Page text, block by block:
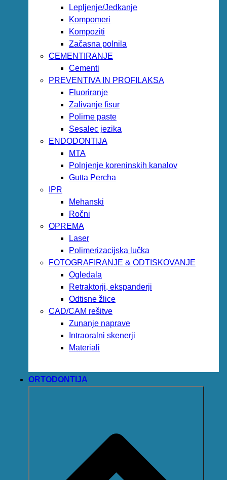
Lepljenje/Jedkanje
Kompomeri
Kompoziti
Začasna polnila
CEMENTIRANJE
Cementi
PREVENTIVA IN PROFILAKSA
Fluoriranje
Zalivanje fisur
Polirne paste
Sesalec jezika
ENDODONTIJA
MTA
Polnjenje koreninskih kanalov
Gutta Percha
IPR
Mehanski
Ročni
OPREMA
Laser
Polimerizacijska lučka
FOTOGRAFIRANJE & ODTISKOVANJE
Ogledala
Retraktorji, ekspanderji
Odtisne žlice
CAD/CAM rešitve
Zunanje naprave
Intraoralni skenerji
Materiali
ORTODONTIJA